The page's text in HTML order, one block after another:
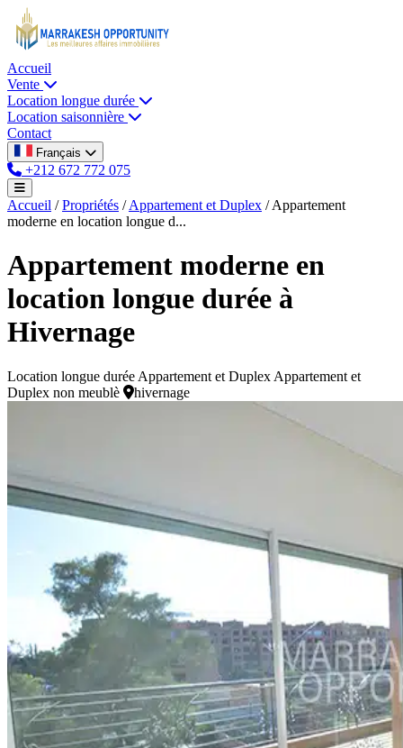
Accueil
Vente
Location longue durée
Location saisonnière
Contact
Français
+212 672 772 075
Accueil / Propriétés / Appartement et Duplex / Appartement
moderne en location longue d...
Appartement moderne en
location longue durée à
Hivernage
Location longue durée Appartement et Duplex Appartement et
Duplex non meublè
hivernage